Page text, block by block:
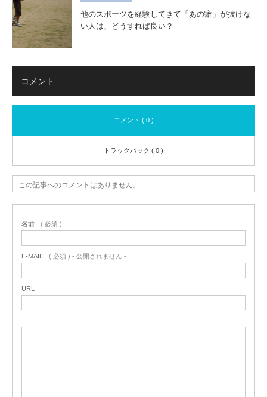
他のスポーツを経験してきて「あの癖」が抜けな
い人は、どうすれば良い？
コメント
コメント ( 0 )
トラックバック ( 0 )
この記事へのコメントはありません。
名前 ( 必須 )
E-MAIL ( 必須 ) - 公開されません -
URL